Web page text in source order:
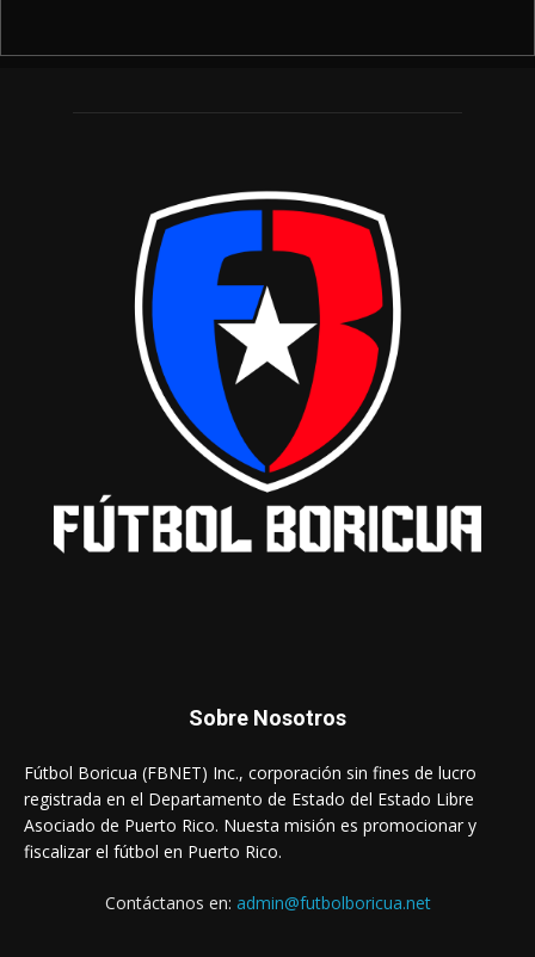
Sobre Nosotros
Fútbol Boricua (FBNET) Inc., corporación sin fines de lucro
registrada en el Departamento de Estado del Estado Libre
Asociado de Puerto Rico. Nuesta misión es promocionar y
fiscalizar el fútbol en Puerto Rico.
Contáctanos en: admin@futbolboricua.net